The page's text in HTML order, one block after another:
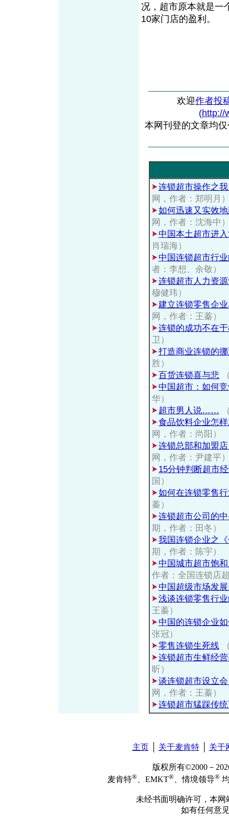
况，超市原本就是一
10家门店的盈利。
欢迎作者投
(http://
本网刊登的文章均
连锁超市操作之
网，作者：郑明月
如何迅速又实效
网，作者：沈海中
中国本土超市进
肖瑞海）
中国连锁超市行
者：李想、余敬）
连锁超市人力资
穆健玮）
建立连锁零售企
网，作者：王蓁）
连锁的成功不在
卫）
打造商业连锁的
胜）
百货连锁喜与悲
中国超市：如何
华）
超市男人说……
食品饮料企业怎
网，作者：尚阳）
连锁总部和加盟
网，作者：尹建平
15分钟判断超市
国）
如何在连锁零售
蓁）
连锁超市公司的
期，作者：田冬）
我国连锁企业之
期，作者：陈宇）
中国城市超市饱
作者：全国连锁店
中国超级市场发
浅谈连锁零售行
王蓁）
中国的连锁企业
张冠）
零售连锁生死线
连锁超市生鲜经
昕）
谈连锁超市设立
网，作者：王蓁）
连锁超市猛踩传
主页│ 关于麦肯特│ 关于
版权所有©2000－
麦肯特® 、EMKT® 、情境领导®
未经书面明确许可，本
如有任何意